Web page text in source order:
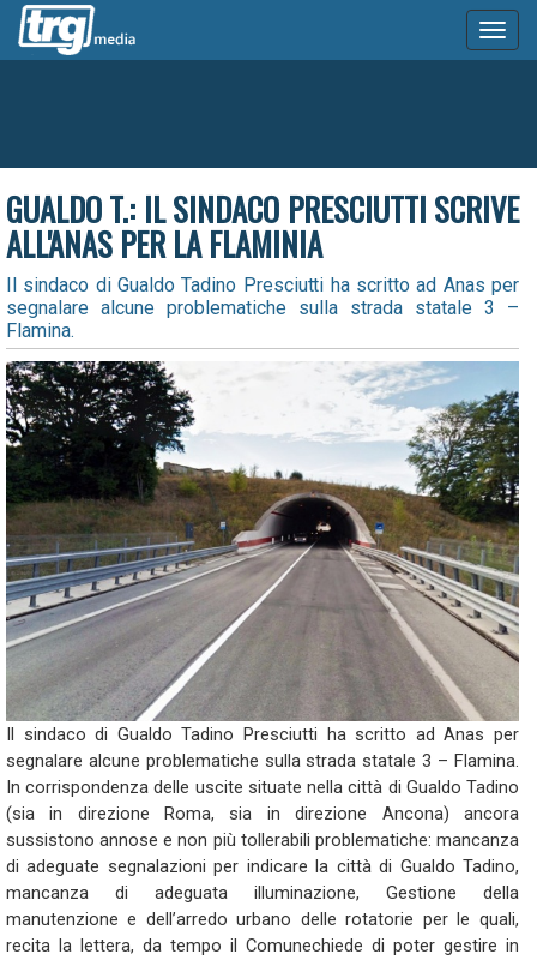
GUALDO T.: IL SINDACO PRESCIUTTI SCRIVE
ALL'ANAS PER LA FLAMINIA
Il sindaco di Gualdo Tadino Presciutti ha scritto ad Anas per
segnalare alcune problematiche sulla strada statale 3 –
Flamina.
Il sindaco di Gualdo Tadino Presciutti ha scritto ad Anas per
segnalare alcune problematiche sulla strada statale 3 – Flamina.
In corrispondenza delle uscite situate nella città di Gualdo Tadino
(sia in direzione Roma, sia in direzione Ancona) ancora
sussistono annose e non più tollerabili problematiche: mancanza
di adeguate segnalazioni per indicare la città di Gualdo Tadino,
mancanza di adeguata illuminazione, Gestione della
manutenzione e dell’arredo urbano delle rotatorie per le quali,
recita la lettera, da tempo il Comunechiede di poter gestire in